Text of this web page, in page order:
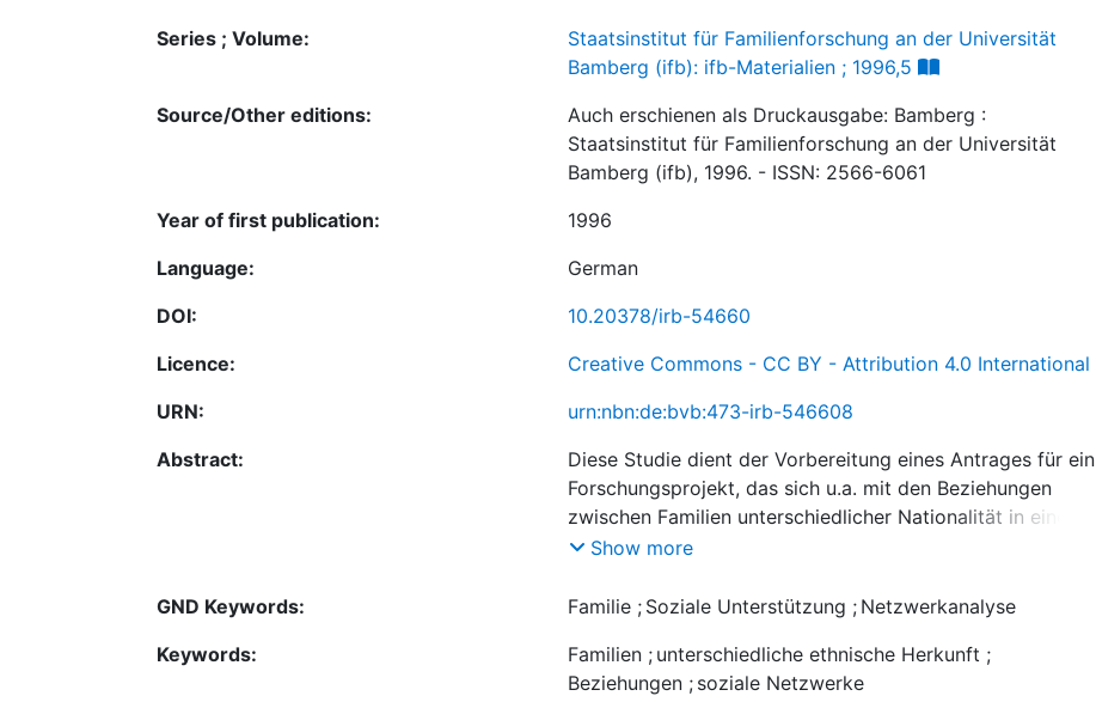
Series ; Volume:
Staatsinstitut für Familienforschung an der Universität
Bamberg (ifb): ifb-Materialien ; 1996,5
Source/Other editions:
Auch erschienen als Druckausgabe: Bamberg :
Staatsinstitut für Familienforschung an der Universität
Bamberg (ifb), 1996. - ISSN: 2566-6061
Year of first publication:
1996
Language:
German
DOI:
10.20378/irb-54660
Licence:
Creative Commons - CC BY - Attribution 4.0 International
URN:
urn:nbn:de:bvb:473-irb-546608
Abstract:
Diese Studie dient der Vorbereitung eines Antrages für ein
Forschungsprojekt, das sich u.a. mit den Beziehungen
zwischen Familien unterschiedlicher Nationalität in einem
In der gängigen Forschungsliteratur wurden deutsche und
(Unterstützungs-)Netzwerke getrennt untersucht. Eine
„grenzüberschreitende“ Netzwerkanalyse wurde bisher
Show more
GND Keywords: Familie ; Soziale Unterstützung ; Netzwerkanalyse
Keywords:
Familien ; unterschiedliche ethnische Herkunft ;
Beziehungen ; soziale Netzwerke